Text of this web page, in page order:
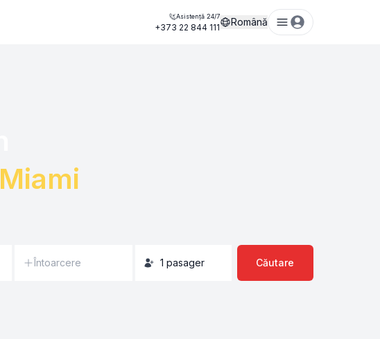
Asistență 24/7
+373 22 844 111 Română
Miami
Întoarcere 1 pasager Căutare